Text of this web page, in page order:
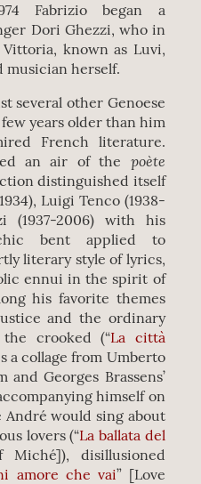
Fabrizio began a
Dori Ghezzi, who in
Vittoria, known as Luvi,
musician herself.
several other Genoese
years older than him
French literature.
an air of the poète
distinguished itself
Luigi Tenco (1938-
(1937-2006) with his
bent applied to
literary style of lyrics,
ennui in the spirit of
his favorite themes
and the ordinary
crooked (“La città
a collage from Umberto
and Georges Brassens’
himself on
would sing about
lovers (“La ballata del
disillusioned
amore che vai” [Love